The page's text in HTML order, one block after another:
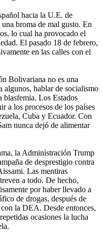
hacia la U.E. de
broma de mal gusto. En
lo cual ha provocado el
El pasado 18 de febrero,
en las calles con el
Bolivariana no es una
algunos, hablar de socialismo
Los Estados
a los procesos de los países
Cuba y Ecuador. Con
nunca dejó de alimentar
la Administración Trump
de desprestigio contra
Las mentiras
a todo. De hecho,
por haber llevado a
de drogas, después de
la DEA. Desde entonces,
ocasiones la lucha